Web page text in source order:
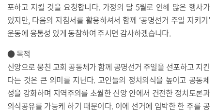
포하고 지킬 것을 요청합니다. 가정의 달 5월로 인해 많은 행사가
있지만, 다음의 지침서를 활용하셔서 함께 ‘공명선거 주일 지키기’
운동에 융통성 있게 동참하여 주시면 감사하겠습니다.
● 목적
신앙으로 뭉친 교회 공동체가 함께 공명선거 주일을 선포하고 지킨
다는 것은 큰 의미를 지닌다. 교인들의 정치의식을 높이고 공동체
성을 강화하며 지역주의를 초월한 신앙 안에서 건전한 정치토론과
의식공유를 가능케 하기 때문이다. 이에 선거에 임박한 한 주를 공